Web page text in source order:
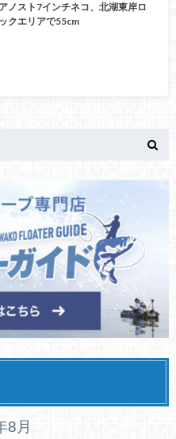
アノスト7インチネコ、北湖東岸ロ
ックエリアで55cm
8月